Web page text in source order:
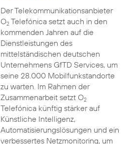
Der Telekommunikationsanbieter
O2Telefónica setzt auch in den
kommenden Jahren auf die
Dienstleistungen des
mittelständischen deutschen
Unternehmens GfTD Services, um
seine 28.000 Mobilfunkstandorte
zu warten. Im Rahmen der
Zusammenarbeit setzt O2
Telefónica künftig stärker auf
Künstliche Intelligenz,
Automatisierungslösungen und ein
verbessertes Netzmonitoring, um